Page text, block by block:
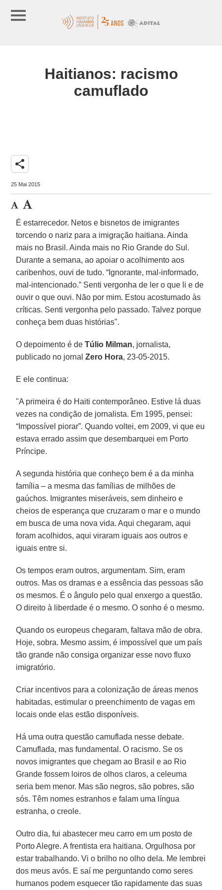
Haitianos: racismo
camuflado
share
25 Mai 2015
É estarrecedor. Netos e bisnetos de imigrantes
torcendo o nariz para a imigração haitiana. Ainda
mais no Brasil. Ainda mais no Rio Grande do Sul.
Durante a semana, ao apoiar o acolhimento aos
caribenhos, ouvi de tudo. “Ignorante, mal-informado,
mal-intencionado.” Senti vergonha de ler o que li e de
ouvir o que ouvi. Não por mim. Estou acostumado às
críticas. Senti vergonha pelo passado. Talvez porque
conheça bem duas histórias".
O depoimento é deTúlio Milman, jornalista,
publicado no jornalZero Hora, 23-05-2015.
E ele continua:
"A primeira é do Haiti contemporâneo. Estive lá duas
vezes na condição de jornalista. Em 1995, pensei:
“Impossível piorar”. Quando voltei, em 2009, vi que eu
estava errado assim que desembarquei em Porto
Príncipe.
A segunda história que conheço bem é a da minha
família – a mesma das famílias de milhões de
gaúchos. Imigrantes miseráveis, sem dinheiro e
cheios de esperança que cruzaram o mar e o mundo
em busca de uma nova vida. Aqui chegaram, aqui
foram acolhidos, aqui viraram iguais aos outros e
iguais entre si.
Os tempos eram outros, argumentam. Sim, eram
outros. Mas os dramas e a essência das pessoas são
os mesmos. É o ângulo pelo qual enxergo a questão.
O direito à liberdade é o mesmo. O sonho é o mesmo.
Quando os europeus chegaram, faltava mão de obra.
Hoje, sobra. Mesmo assim, é impossível que um país
tão grande não consiga organizar esse novo fluxo
imigratório.
Criar incentivos para a colonização de áreas menos
habitadas, estimular o preenchimento de vagas em
locais onde elas estão disponíveis.
Há uma outra questão camuflada nesse debate.
Camuflada, mas fundamental. O racismo. Se os
novos imigrantes que chegam ao Brasil e ao Rio
Grande fossem loiros de olhos claros, a celeuma
seria bem menor. Mas são negros, são pobres, são
sós. Têm nomes estranhos e falam uma língua
estranha, o creole.
Outro dia, fui abastecer meu carro em um posto de
Porto Alegre. A frentista era haitiana. Orgulhosa por
estar trabalhando. Vi o brilho no olho dela. Me lembrei
dos meus avós. E saí me perguntando como seres
humanos podem esquecer tão rapidamente das suas